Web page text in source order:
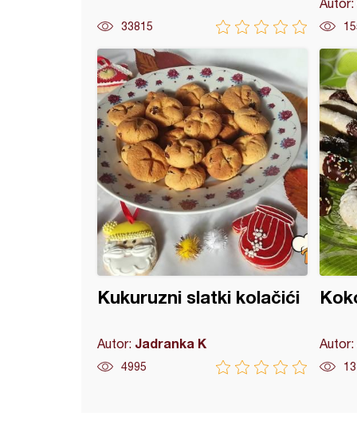
33815
Autor:
Kukuruzni slatki kolačići
Autor: Jadranka K
4995
Autor: